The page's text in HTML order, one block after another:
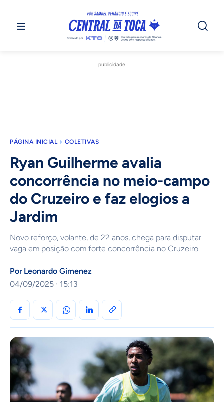
publicidade
PÁGINA INICIAL COLETIVAS
Ryan Guilherme avalia
concorrência no meio-campo
do Cruzeiro e faz elogios a
Jardim
Novo reforço, volante, de 22 anos, chega para disputar
vaga em posição com forte concorrência no Cruzeiro
Por Leonardo Gimenez
04/09/2025 · 15:13